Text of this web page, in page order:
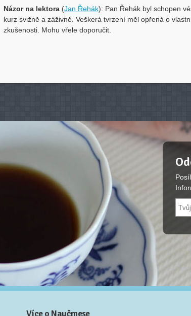
Názor na lektora (Jan Řehák): Pan Řehák byl schopen
kurz svižně a záživně. Veškerá tvrzení měl opřená o
zkušenosti. Mohu vřele doporučit.
Více o Naučmese